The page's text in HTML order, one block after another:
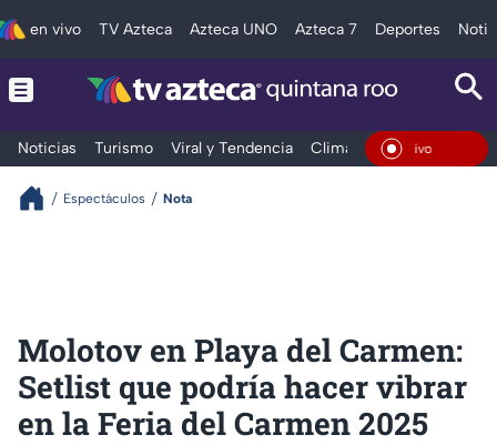
en vivo TV Azteca Azteca UNO Azteca 7 Deportes
Noticias Turismo Viral y Tendencia Clima Tráfico En
Espectáculos Nota
Molotov en Playa del Carmen:
Setlist que podría hacer vibrar
en la Feria del Carmen 2025